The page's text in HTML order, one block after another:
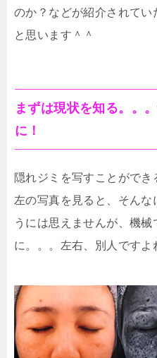
のか？などが紹介されて
と思います＾＾
まずは現状を知る。。
に！
隠れジミを写すことができ
左の写真を見ると、そんな
うには思えませんが、機
に。。。左右、別人ですよ